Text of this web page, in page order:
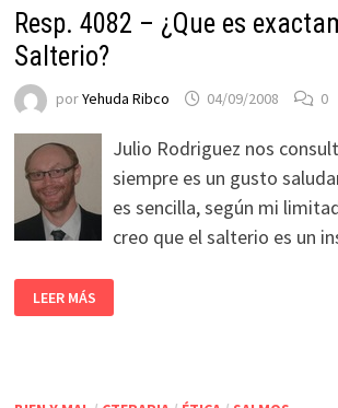
Resp. 4082 – ¿Que es
Salterio?
porYehuda Ribco 04/09/2008 0
Julio Rodriguez nos
siempre es un gusto
es sencilla, según mi
creo que el salterio es un
LEER MÁS